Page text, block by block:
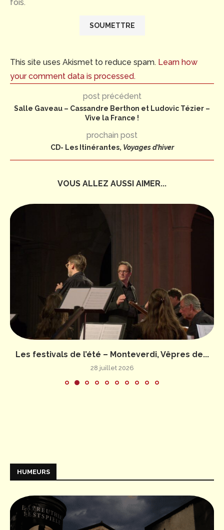
fois.
This site uses Akismet to reduce spam. Learn how
your comment data is processed.
post précédent
Salle Gaveau – Cassandre Berthon et Ludovic Tézier –
Vive la France !
prochain post
CD- Les Itinérantes, Voyages d’hiver
VOUS ALLEZ AUSSI AIMER...
Les festivals de l’été – Monteverdi, Vêpres de...
28 juillet 2026
HUMEURS